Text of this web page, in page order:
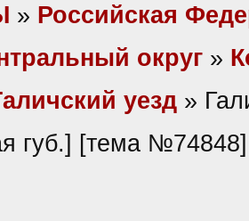
» Российская
округ »
уезд »
губ.] [тема №74848]